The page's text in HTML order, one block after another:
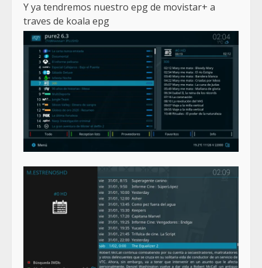
Y ya tendremos nuestro epg de movistar+ a
traves de koala epg